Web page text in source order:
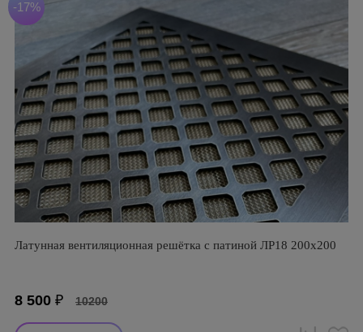
-17%
Латунная вентиляционная решётка с патиной ЛР18 200х200
8 500 ₽ 10200